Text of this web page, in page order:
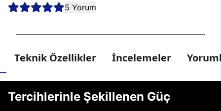
5 Yorum
Teknik Özellikler İncelemeler
Tercihlerinle Şekillenen Güç